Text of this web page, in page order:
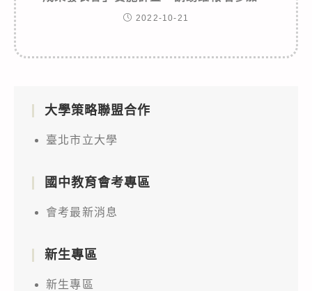
2022-10-21
大學策略聯盟合作
臺北市立大學
國中教育會考專區
會考最新消息
新生專區
新生專區